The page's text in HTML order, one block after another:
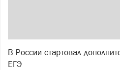
В России стартовал
ЕГЭ